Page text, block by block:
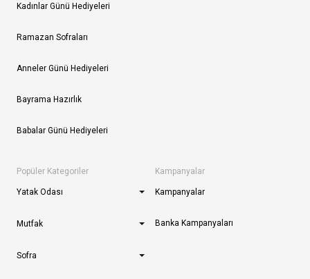
Kadınlar Günü Hediyeleri
Ramazan Sofraları
Anneler Günü Hediyeleri
Bayrama Hazırlık
Babalar Günü Hediyeleri
Popüler Kategoriler
Yatak Odası
Mutfak
Sofra
Kampanyalar
Kampanyalar
Banka Kampanyaları